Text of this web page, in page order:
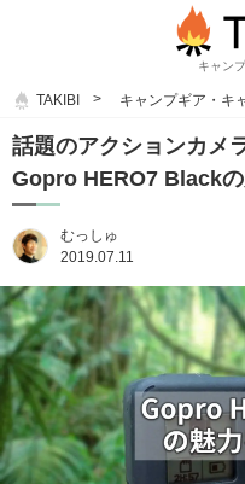
キャン
TAKIBI キャンプギア・キ
話題のアクションカメ
Gopro HERO7 Black
むっしゅ
2019.07.11